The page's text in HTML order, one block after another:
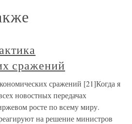
сражений
сражений [21]Когда я
новостных передачах
росте по всему миру.
на решение министров